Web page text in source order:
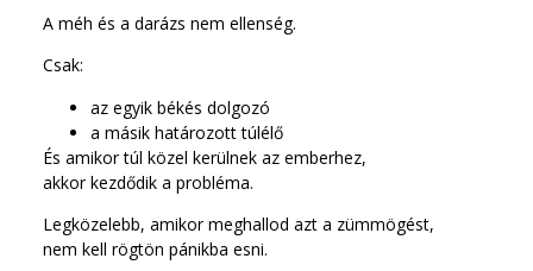
A méh és a darázs nem ellenség.
Csak:
az egyik békés dolgozó
a másik határozott túlélő
És amikor túl közel kerülnek az emberhez,
akkor kezdődik a probléma.
Legközelebb, amikor meghallod azt a zümmögést,
nem kell rögtön pánikba esni.